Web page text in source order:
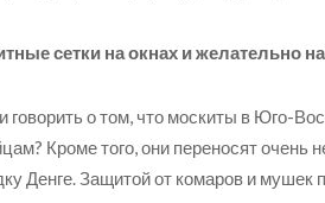
сетки на окнах и желательно
говорить о том, что москиты в Юго-
Кроме того, они переносят очень
Денге. Защитой от комаров и мушек